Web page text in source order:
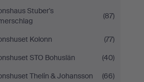
Stuber's
(87)
Kolonn
(77)
STO Bohuslän
(40)
Thelin & Johansson
(66)